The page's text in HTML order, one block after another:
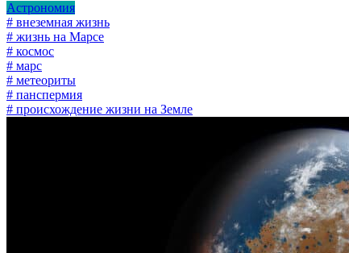
Астрономия
# внеземная жизнь
# жизнь на Марсе
# космос
# марс
# метеориты
# панспермия
# происхождение жизни на Земле